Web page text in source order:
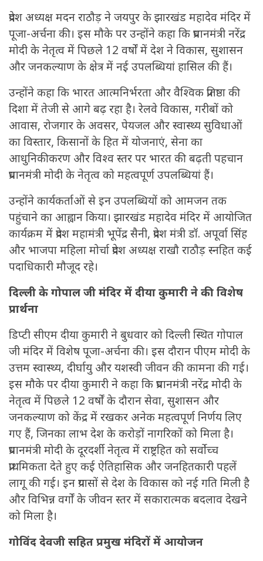
प्रदेश अध्यक्ष मदन राठौड़ ने जयपुर के झारखंड महादेव मंदिर में
पूजा-अर्चना की। इस मौके पर उन्होंने कहा कि प्रधानमंत्री नरेंद्र
मोदी के नेतृत्व में पिछले 12 वर्षों में देश ने विकास, सुशासन
और जनकल्याण के क्षेत्र में नई उपलब्धियां हासिल की हैं।
उन्होंने कहा कि भारत आत्मनिर्भरता और वैश्विक प्रतिष्ठा की
दिशा में तेजी से आगे बढ़ रहा है। रेलवे विकास, गरीबों को
आवास, रोजगार के अवसर, पेयजल और स्वास्थ्य सुविधाओं
का विस्तार, किसानों के हित में योजनाएं, सेना का
आधुनिकीकरण और विश्व स्तर पर भारत की बढ़ती पहचान
प्रधानमंत्री मोदी के नेतृत्व को महत्वपूर्ण उपलब्धियां हैं।
उन्होंने कार्यकर्ताओं से इन उपलब्धियों को आमजन तक
पहुंचाने का आह्वान किया। झारखंड महादेव मंदिर में आयोजित
कार्यक्रम में प्रदेश महामंत्री भूपेंद्र सैनी, प्रदेश मंत्री डॉ. अपूर्वा सिंह
और भाजपा महिला मोर्चा प्रदेश अध्यक्ष राखौ राठौड़ स्नहित कई
पदाधिकारी मौजूद रहे।
दिल्ली के गोपाल जी मंदिर में दीया कुमारी ने की विशेष
प्रार्थना
डिप्टी सीएम दीया कुमारी ने बुधवार को दिल्ली स्थित गोपाल
जी मंदिर में विशेष पूजा-अर्चना की। इस दौरान पीएम मोदी के
उत्तम स्वास्थ्य, दीर्घायु और यशस्वी जीवन की कामना की गई।
इस मौके पर दीया कुमारी ने कहा कि प्रधानमंत्री नरेंद्र मोदी के
नेतृत्व में पिछले 12 वर्षों के दौरान सेवा, सुशासन और
जनकल्याण को केंद्र में रखकर अनेक महत्वपूर्ण निर्णय लिए
गए हैं, जिनका लाभ देश के करोड़ों नागरिकों को मिला है।
प्रधानमंत्री मोदी के दूरदर्शी नेतृत्व में राष्ट्रहित को सर्वोच्च
प्राथमिकता देते हुए कई ऐतिहासिक और जनहितकारी पहलें
लागू की गई। इन प्रयासों से देश के विकास को नई गति मिली है
और विभिन्न वर्गों के जीवन स्तर में सकारात्मक बदलाव देखने
को मिला है।
गोविंद देवजी सहित प्रमुख मंदिरों में आयोजन